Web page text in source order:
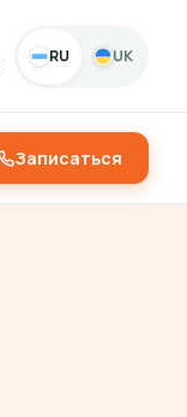
RU UK
Записаться